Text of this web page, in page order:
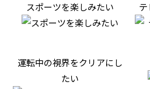
スポーツを楽しみたい
運転中の視界をクリアにし
たい